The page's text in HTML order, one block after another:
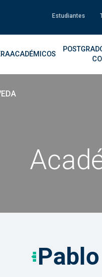
Estudiantes
ACADÉMICOS